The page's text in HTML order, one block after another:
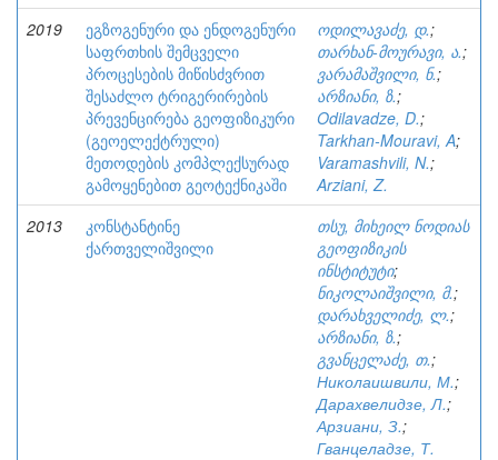
2019
ეგზოგენური და ენდოგენური
საფრთხის შემცველი
პროცესების მიწისძვრით
შესაძლო ტრიგერირების
პრევენცირება გეოფიზიკური
(გეოელექტრული)
მეთოდების კომპლექსურად
გამოყენებით გეოტექნიკაში
ოდილავაძე, დ.;
თარხან-მოურავი, ა.;
ვარამაშვილი, ნ.;
არზიანი, ზ.;
Odilavadze, D.;
Tarkhan-Mouravi, A;
Varamashvili, N.;
Arziani, Z.
2013
კონსტანტინე
ქართველიშვილი
თსუ, მიხეილ ნოდიას
გეოფიზიკის
ინსტიტუტი;
ნიკოლაიშვილი, მ.;
დარახველიძე, ლ.;
არზიანი, ზ.;
გვანცელაძე, თ.;
Николаишвили, М.;
Дарахвелидзе, Л.;
Арзиани, З.;
Гванцеладзе, Т.